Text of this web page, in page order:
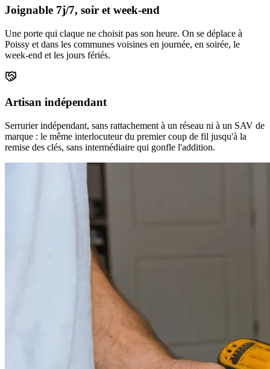
Joignable 7j/7, soir et week-end
Une porte qui claque ne choisit pas son heure. On se déplace à
Poissy et dans les communes voisines en journée, en soirée, le
week-end et les jours fériés.
Artisan indépendant
Serrurier indépendant, sans rattachement à un réseau ni à un SAV de
marque : le même interlocuteur du premier coup de fil jusqu'à la
remise des clés, sans intermédiaire qui gonfle l'addition.